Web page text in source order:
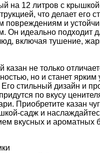
на 12 литров с
что делает его
повреждениям и
Он идеально подходит
включая тушение,
казан не только
но и станет
стильный дизайн и
по вкусу
Приобретите казан
садж и
вкусных и ароматных